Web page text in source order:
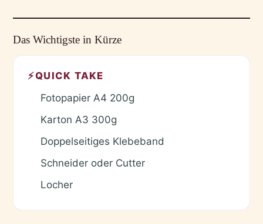
Das Wichtigste in Kürze
⚡QUICK TAKE
Fotopapier A4 200g
Karton A3 300g
Doppelseitiges Klebeband
Schneider oder Cutter
Locher